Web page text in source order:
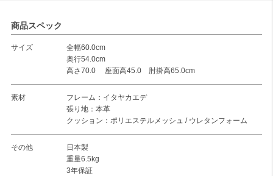
商品スペック
サイズ
全幅60.0cm
奥行54.0cm
高さ70.0 座面高45.0 肘掛高65.0cm
素材
フレーム：イタヤカエデ
張り地：本革
クッション：ポリエステルメッシュ / ウレタンフォーム
その他
日本製
重量6.5kg
3年保証